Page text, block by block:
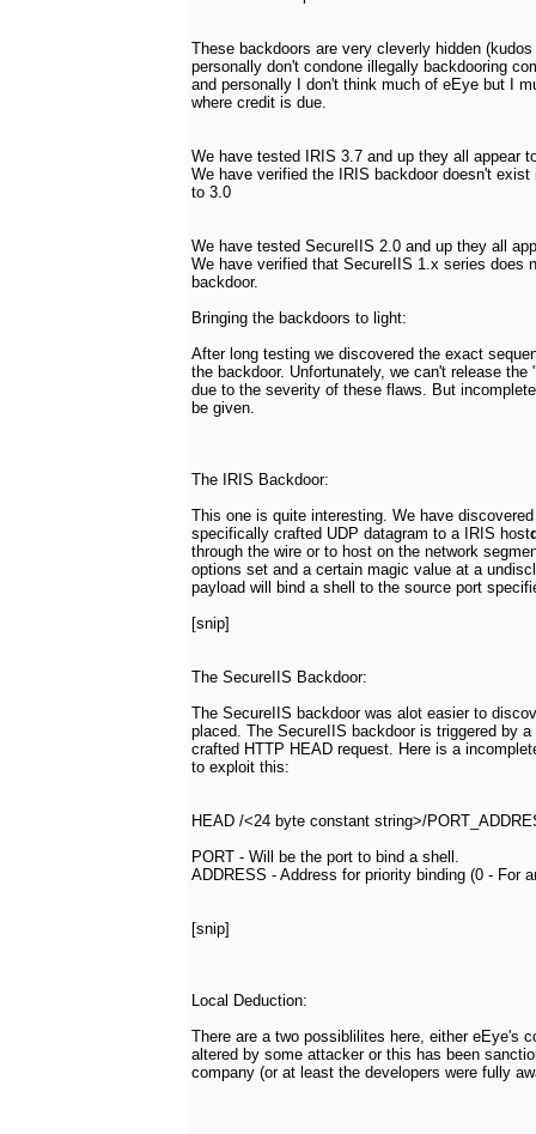
These backdoors are very cleverly hidden
personally don't condone illegally backdooring
and personally I don't think much of eEye but I
where credit is due.
We have tested IRIS 3.7 and up they all appear
We have verified the IRIS backdoor doesn't exist
to 3.0
We have tested SecureIIS 2.0 and up they all
We have verified that SecureIIS 1.x series does
backdoor.
Bringing the backdoors to light:
After long testing we discovered the exact
the backdoor. Unfortunately, we can't release
due to the severity of these flaws. But
be given.
The IRIS Backdoor:
This one is quite interesting. We have
specifically crafted UDP datagram to a IRIS host
through the wire or to host on the network
options set and a certain magic value at a
payload will bind a shell to the source port
[snip]
The SecureIIS Backdoor:
The SecureIIS backdoor was alot easier to
placed. The SecureIIS backdoor is triggered by
crafted HTTP HEAD request. Here is a
to exploit this:
HEAD /<24 byte constant string>/
PORT - Will be the port to bind a shell.
ADDRESS - Address for priority binding (0 - For
[snip]
Local Deduction:
There are a two possiblilites here, either eEye's
altered by some attacker or this has been
company (or at least the developers were fully